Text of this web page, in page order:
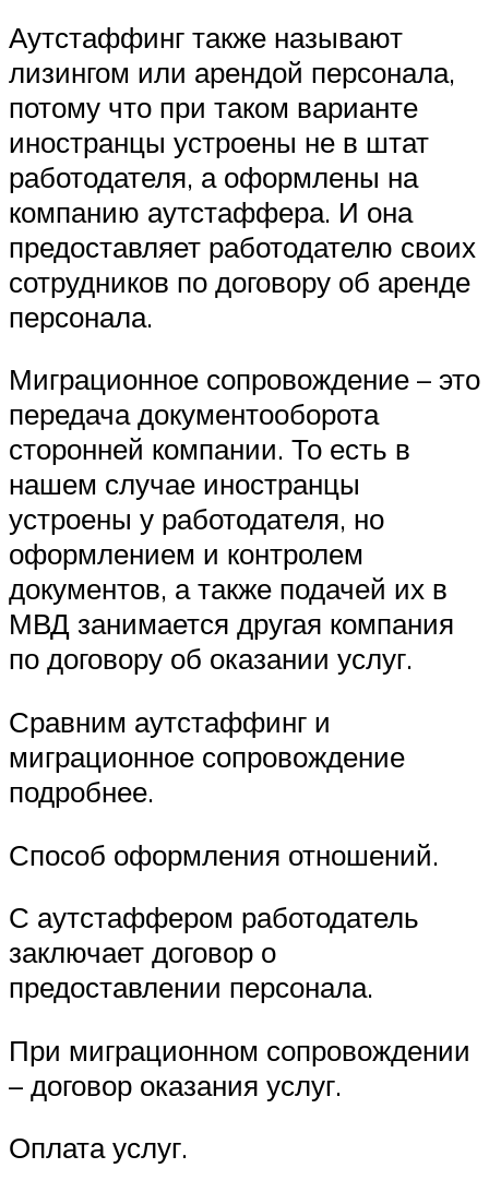
Аутстаффинг также называют
лизингом или арендой персонала,
потому что при таком варианте
иностранцы устроены не в штат
работодателя, а оформлены на
компанию аутстаффера. И она
предоставляет работодателю своих
сотрудников по договору об аренде
персонала.
Миграционное сопровождение – это
передача документооборота
сторонней компании. То есть в
нашем случае иностранцы
устроены у работодателя, но
оформлением и контролем
документов, а также подачей их в
МВД занимается другая компания
по договору об оказании услуг.
Сравним аутстаффинг и
миграционное сопровождение
подробнее.
Способ оформления отношений.
С аутстаффером работодатель
заключает договор о
предоставлении персонала.
При миграционном сопровождении
– договор оказания услуг.
Оплата услуг.